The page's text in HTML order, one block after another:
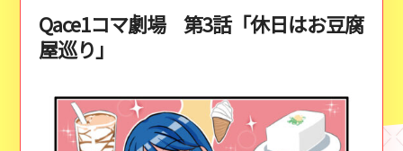
Qace1コマ劇場 第3話「休日はお豆腐
屋巡り」